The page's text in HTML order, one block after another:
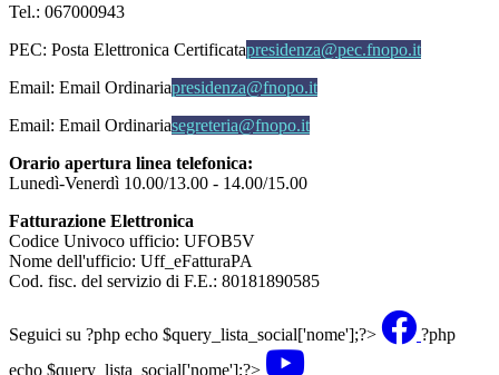
Tel.: 067000943
PEC: Posta Elettronica Certificatapresidenza@pec.fnopo.it
Email: Email Ordinariapresidenza@fnopo.it
Email: Email Ordinariasegreteria@fnopo.it
Orario apertura linea telefonica:
Lunedì-Venerdì 10.00/13.00 - 14.00/15.00
Fatturazione Elettronica
Codice Univoco ufficio: UFOB5V
Nome dell'ufficio: Uff_eFatturaPA
Cod. fisc. del servizio di F.E.: 80181890585
Seguici su ?php echo $query_lista_social['nome'];?>
?php
echo $query_lista_social['nome'];?>